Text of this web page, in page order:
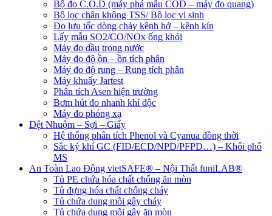
Bộ đo C.O.D (máy phá mẫu COD – máy đo quang)
Bộ lọc chân không TSS/ Bộ lọc vi sinh
Đo lưu tốc dòng chảy kênh hở – kênh kín
Lấy mẫu SO2/CO/NOx ống khói
Máy đo dầu trong nước
Máy đo độ ồn – ồn tích phân
Máy đo độ rung – Rung tích phân
Máy khuấy Jartest
Phân tích Asen hiện trường
Bơm hút đo nhanh khí độc
Máy đo phóng xạ
Dệt Nhuộm – Sợi – Giấy
Hệ thống phân tích Phenol và Cyanua đồng thời
Sắc ký khí GC (FID/ECD/NPD/PFPD…) – Khối phổ
MS
An Toàn Lao Động vietSAFE® – Nội Thất funiLAB®
Tủ PE chứa hóa chất chống ăn mòn
Tủ đựng hóa chất chống cháy
Tủ chứa dung môi gây cháy
Tủ chứa dung môi gây ăn mòn